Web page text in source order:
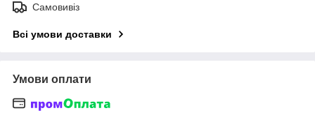
Самовивіз
Всі умови доставки
Умови оплати